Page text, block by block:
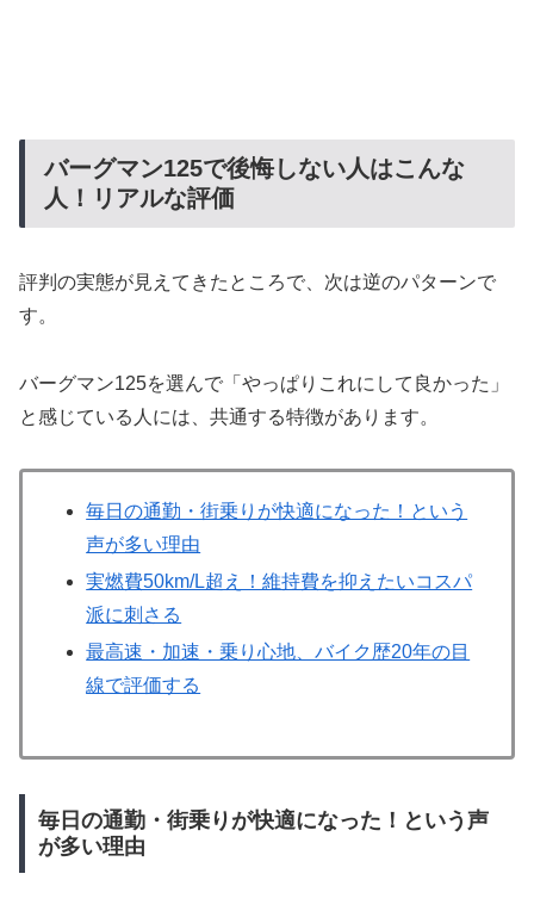
バーグマン125で後悔しない人はこんな
人！リアルな評価
評判の実態が見えてきたところで、次は逆のパターンで
す。
バーグマン125を選んで「やっぱりこれにして良かった」
と感じている人には、共通する特徴があります。
毎日の通勤・街乗りが快適になった！という
声が多い理由
実燃費50km/L超え！維持費を抑えたいコスパ
派に刺さる
最高速・加速・乗り心地、バイク歴20年の目
線で評価する
毎日の通勤・街乗りが快適になった！という声
が多い理由